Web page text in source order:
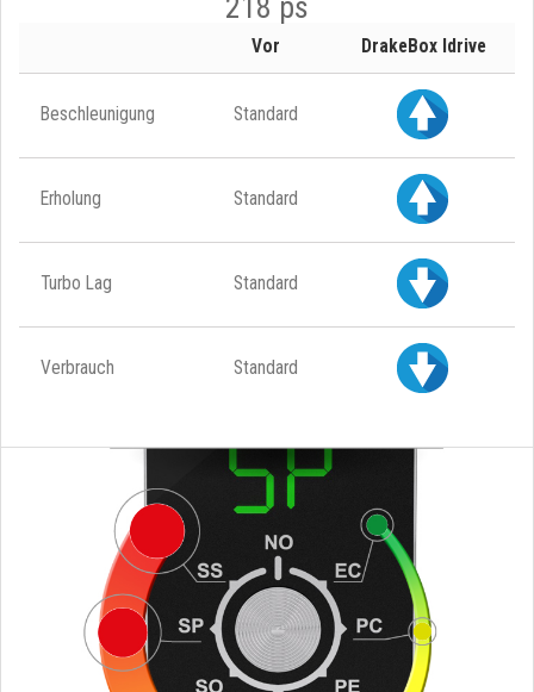
Vor DrakeBox Idrive
Beschleunigung Standard
Erholung Standard
Turbo Lag Standard
Verbrauch Standard